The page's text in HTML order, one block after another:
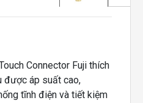
Connector Fuji thích
được áp suất cao,
tĩnh điện và tiết kiệm